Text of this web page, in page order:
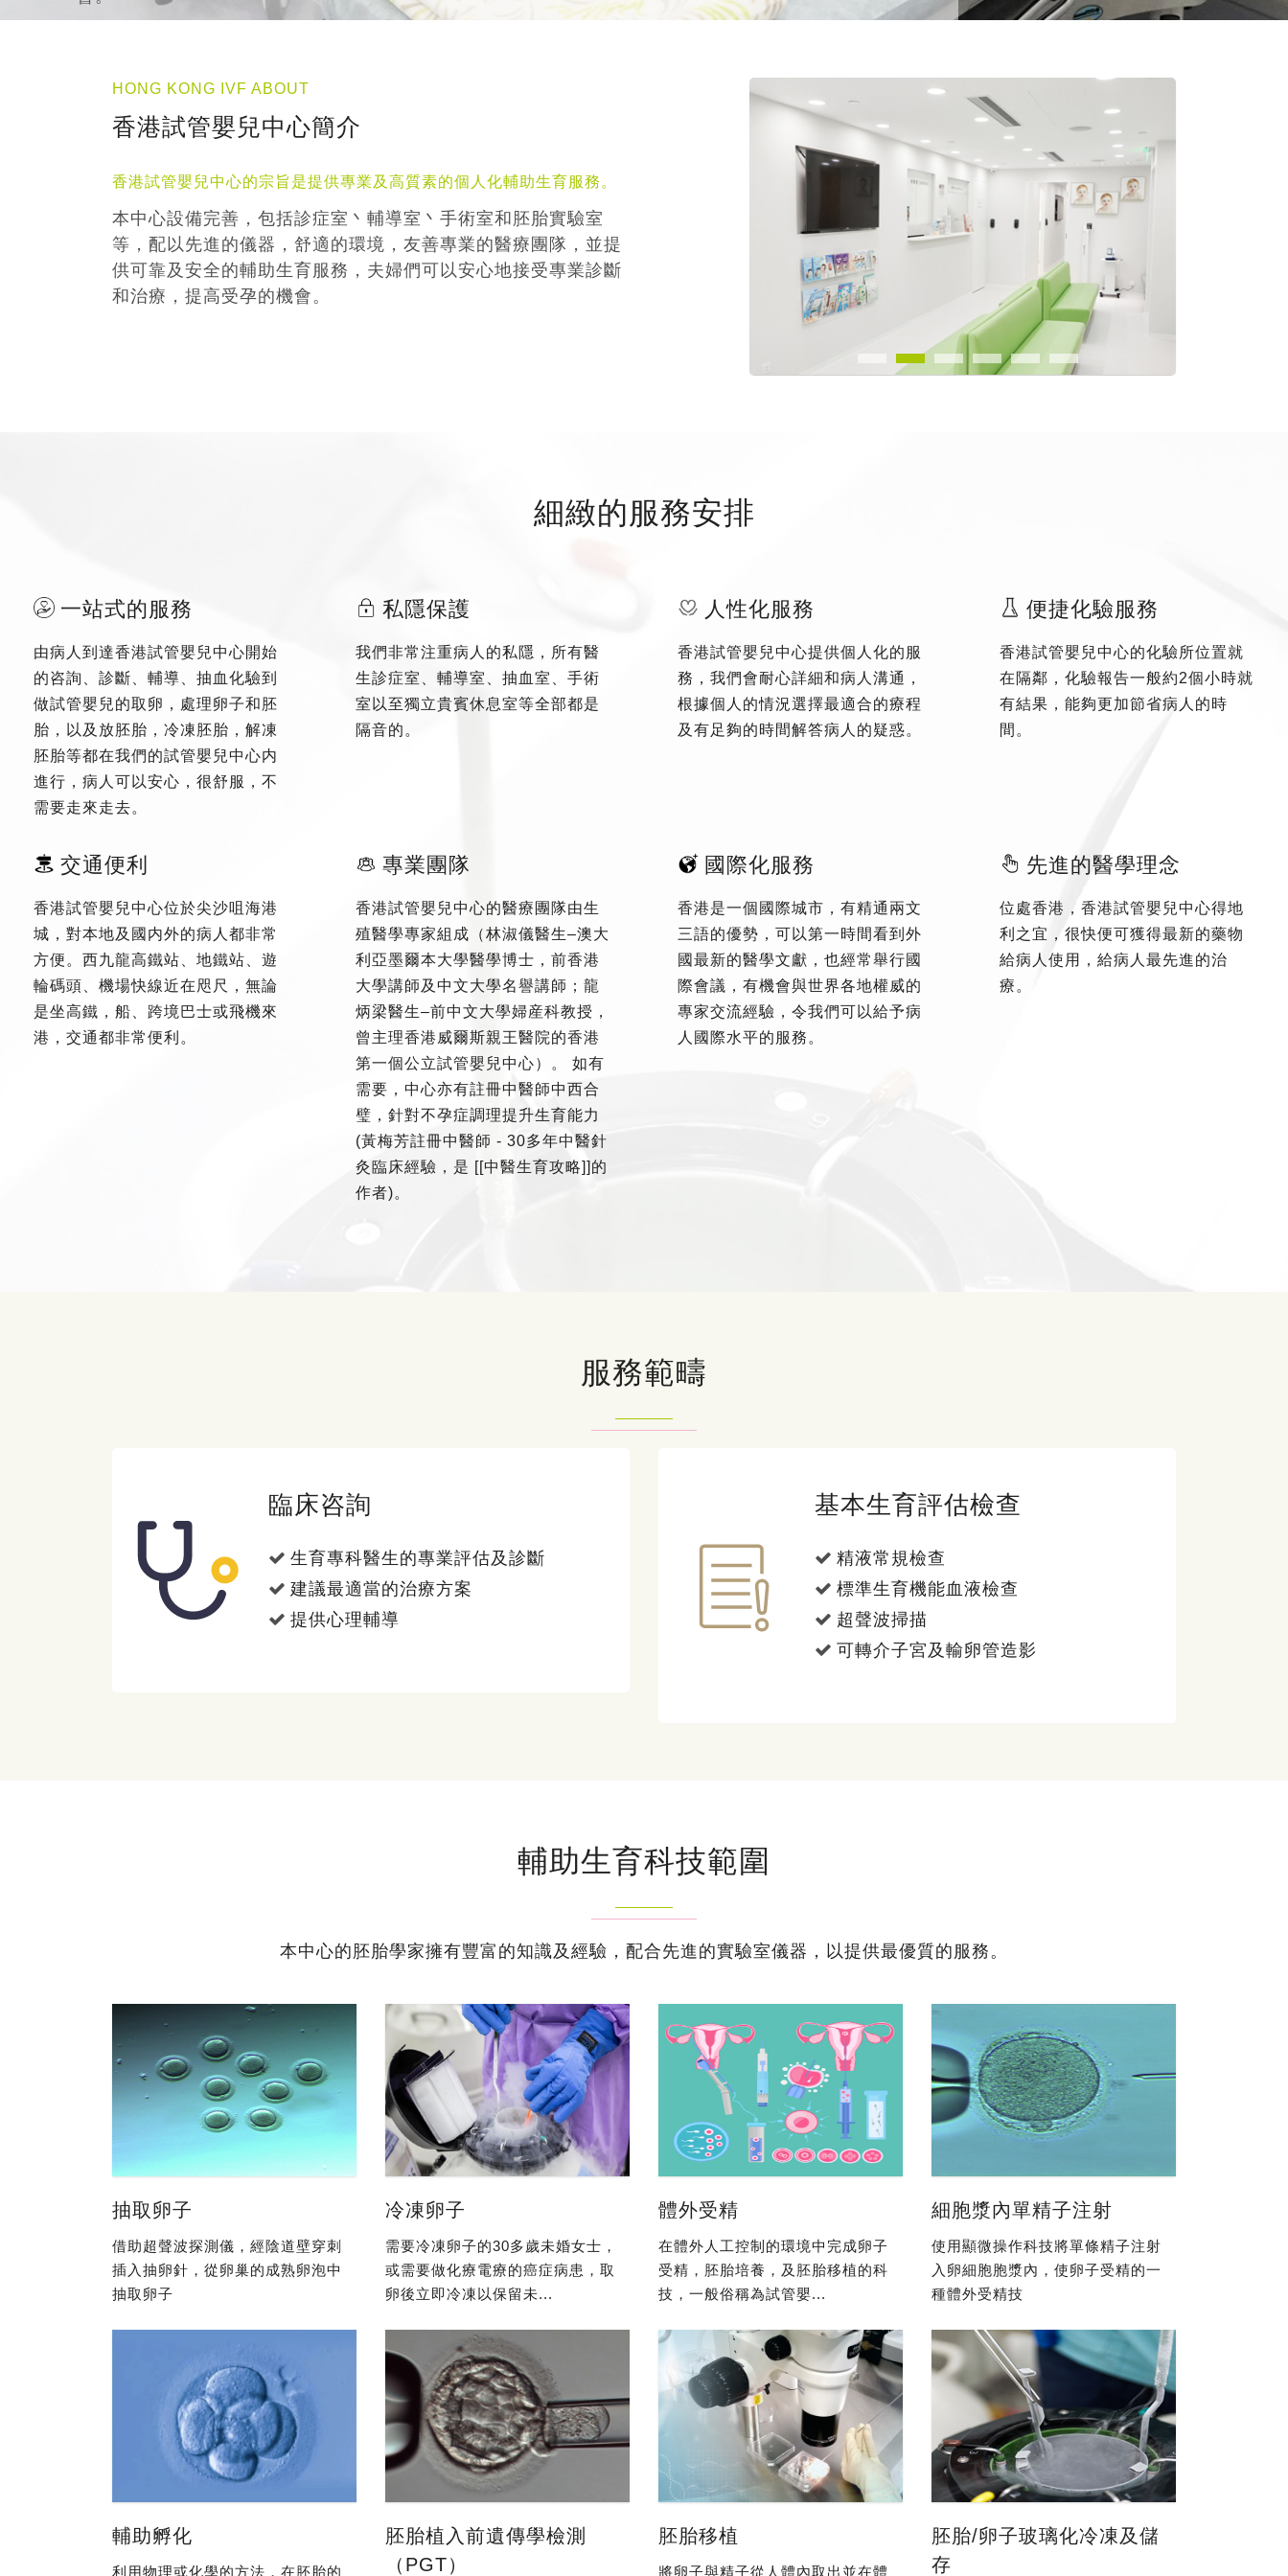
HONG KONG IVF ABOUT
香港試管嬰兒中心簡介
香港試管嬰兒中心的宗旨是提供專業及高質素的個人化輔助生育服務。
本中心設備完善，包括診症室丶輔導室丶手術室和胚胎實驗室
等，配以先進的儀器，舒適的環境，友善專業的醫療團隊，並提
供可靠及安全的輔助生育服務，夫婦們可以安心地接受專業診斷
和治療，提高受孕的機會。
細緻的服務安排
一站式的服務
由病人到達香港試管嬰兒中心開始
的咨詢、診斷、輔導、抽血化驗到
做試管嬰兒的取卵，處理卵子和胚
胎，以及放胚胎，冷凍胚胎，解凍
胚胎等都在我們的試管嬰兒中心内
進行，病人可以安心，很舒服，不
需要走來走去。
私隱保護
我們非常注重病人的私隱，所有醫
生診症室、輔導室、抽血室、手術
室以至獨立貴賓休息室等全部都是
隔音的。
人性化服務
香港試管嬰兒中心提供個人化的服
務，我們會耐心詳細和病人溝通，
根據個人的情況選擇最適合的療程
及有足夠的時間解答病人的疑惑。
便捷化驗服務
香港試管嬰兒中心的化驗所位置就
在隔鄰，化驗報告一般約2個小時就
有結果，能夠更加節省病人的時
間。
交通便利
香港試管嬰兒中心位於尖沙咀海港
城，對本地及國内外的病人都非常
方便。西九龍高鐵站、地鐵站、遊
輪碼頭、機場快線近在咫尺，無論
是坐高鐵，船、跨境巴士或飛機來
港，交通都非常便利。
專業團隊
香港試管嬰兒中心的醫療團隊由生
殖醫學專家組成（林淑儀醫生–澳大
利亞墨爾本大學醫學博士，前香港
大學講師及中文大學名譽講師；龍
炳梁醫生–前中文大學婦産科教授，
曾主理香港威爾斯親王醫院的香港
第一個公立試管嬰兒中心）。 如有
需要，中心亦有註冊中醫師中西合
璧，針對不孕症調理提升生育能力
(黃梅芳註冊中醫師 - 30多年中醫針
灸臨床經驗，是 [[中醫生育攻略]]的
作者)。
國際化服務
香港是一個國際城市，有精通兩文
三語的優勢，可以第一時間看到外
國最新的醫學文獻，也經常舉行國
際會議，有機會與世界各地權威的
專家交流經驗，令我們可以給予病
人國際水平的服務。
先進的醫學理念
位處香港，香港試管嬰兒中心得地
利之宜，很快便可獲得最新的藥物
給病人使用，給病人最先進的治
療。
服務範疇
臨床咨詢
生育專科醫生的專業評估及診斷
建議最適當的治療方案
提供心理輔導
基本生育評估檢查
精液常規檢查
標準生育機能血液檢查
超聲波掃描
可轉介子宮及輸卵管造影
輔助生育科技範圍
本中心的胚胎學家擁有豐富的知識及經驗，配合先進的實驗室儀器，以提供最優質的服務。
抽取卵子
借助超聲波探測儀，經陰道壁穿刺
插入抽卵針，從卵巢的成熟卵泡中
抽取卵子
冷凍卵子
需要冷凍卵子的30多歲未婚女士，
或需要做化療電療的癌症病患，取
卵後立即冷凍以保留未...
體外受精
在體外人工控制的環境中完成卵子
受精，胚胎培養，及胚胎移植的科
技，一般俗稱為試管嬰...
細胞漿內單精子注射
使用顯微操作科技將單條精子注射
入卵細胞胞漿內，使卵子受精的一
種體外受精技
輔助孵化
利用物理或化學的方法，在胚胎的
胚胎植入前遺傳學檢測
（PGT）
胚胎移植
將卵子與精子從人體內取出並在體
胚胎/卵子玻璃化冷凍及儲
存